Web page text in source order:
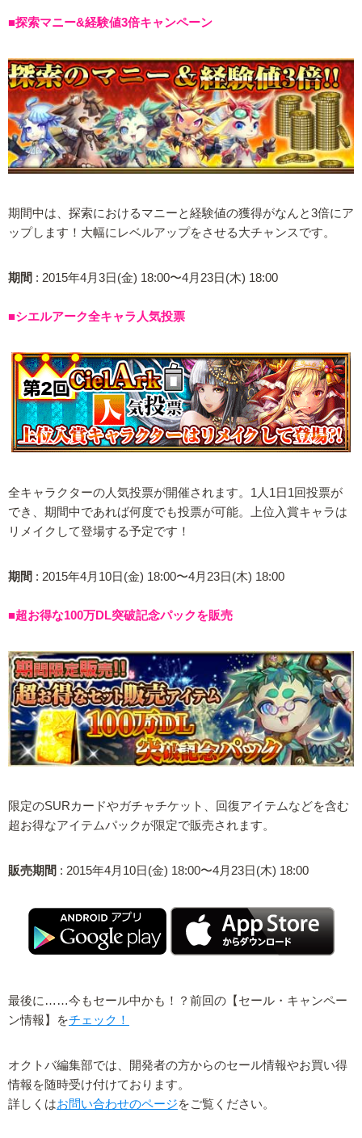
■探索マニー&経験値3倍キャンペーン
期間中は、探索におけるマニーと経験値の獲得がなんと3倍にア
ップします！大幅にレベルアップをさせる大チャンスです。
期間 : 2015年4月3日(金) 18:00〜4月23日(木) 18:00
■シエルアーク全キャラ人気投票
全キャラクターの人気投票が開催されます。1人1日1回投票が
でき、期間中であれば何度でも投票が可能。上位入賞キャラは
リメイクして登場する予定です！
期間 : 2015年4月10日(金) 18:00〜4月23日(木) 18:00
■超お得な100万DL突破記念パックを販売
限定のSURカードやガチャチケット、回復アイテムなどを含む
超お得なアイテムパックが限定で販売されます。
販売期間 : 2015年4月10日(金) 18:00〜4月23日(木) 18:00
最後に……今もセール中かも！？前回の【セール・キャンペー
ン情報】をチェック！
オクトバ編集部では、開発者の方からのセール情報やお買い得
情報を随時受け付けております。
詳しくはお問い合わせのページをご覧ください。